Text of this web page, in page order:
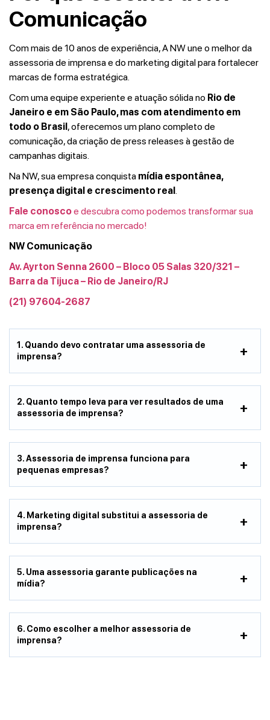
Comunicação
Com mais de 10 anos de experiência, A NW une o melhor da
assessoria de imprensa e do marketing digital para fortalecer
marcas de forma estratégica.
Com uma equipe experiente e atuação sólida no Rio de
Janeiro e em São Paulo, mas com atendimento em
todo o Brasil, oferecemos um plano completo de
comunicação, da criação de press releases à gestão de
campanhas digitais.
Na NW, sua empresa conquista mídia espontânea,
presença digital e crescimento real.
Fale conoscoe descubra como podemos transformar sua
marca em referência no mercado!
NW Comunicação
Av. Ayrton Senna 2600 – Bloco 05 Salas 320/321 –
Barra da Tijuca – Rio de Janeiro/RJ
(21) 97604-2687
1. Quando devo contratar uma assessoria de
imprensa?
2. Quanto tempo leva para ver resultados de uma
assessoria de imprensa?
3. Assessoria de imprensa funciona para
pequenas empresas?
4. Marketing digital substitui a assessoria de
imprensa?
5. Uma assessoria garante publicações na
mídia?
6. Como escolher a melhor assessoria de
imprensa?